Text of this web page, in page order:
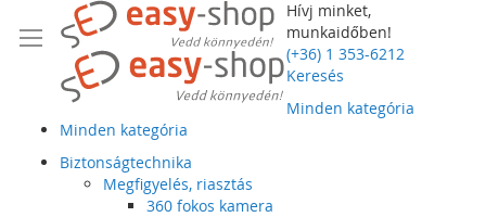
Hívj minket,
munkaidőben!
(+36) 1 353-6212
Keresés
Minden kategória
Minden kategória
Biztonságtechnika
Megfigyelés, riasztás
360 fokos kamera